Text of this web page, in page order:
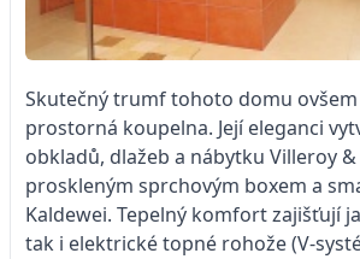
Skutečný trumf tohoto domu
prostorná koupelna. Její eleganci
obkladů, dlažeb a nábytku Villeroy
proskleným sprchovým boxem a
Kaldewei. Tepelný komfort zajišťují
tak i elektrické topné rohože (V-